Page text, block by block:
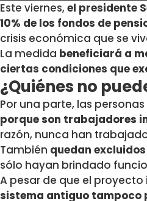
Este viernes,el presidente
10% de los fondos de
crisis económica que se
La medida beneficiará a
ciertas condiciones que
¿Quiénes no
Por una parte, las
porque son trabajadores
razón, nunca han
También quedan
sólo hayan brindado
A pesar de que el
sistema antiguo tampoco